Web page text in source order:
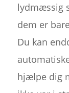
lydmæssig
dem er
Du kan
hjælpe dig